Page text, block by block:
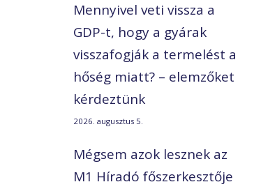
Mennyivel veti vissza a
GDP-t, hogy a gyárak
visszafogják a termelést a
hőség miatt? – elemzőket
kérdeztünk
2026. augusztus 5.
Mégsem azok lesznek az
M1 Híradó főszerkesztője